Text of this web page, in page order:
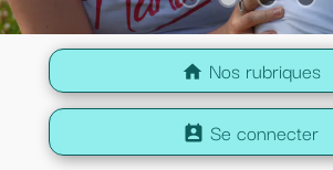
home Nos rubriques
perm_contact_calendar Se connecter